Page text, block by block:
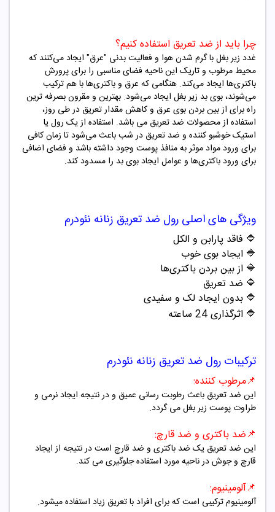
چرا باید از ضد تعریق استفاده کنیم؟
غدد زیر بغل با گرم شدن هوا و فعالیت بدنی "عرق" ایجاد می‌کنند که
محیط مرطوب و تاریک این ناحیه فضای مناسبی را برای پرورش
باکتری‌ها ایجاد می‌کند. هنگامی که عرق و باکتری‌ها با هم ترکیب
می‌شوند، بوی بد زیر بغل ایجاد می‌شود. بهترین و مقرون بصرفه ترین
راه برای از بین بردن بوی عرق و کاهش مقدار تعریق در طی روز،
استفاده از محصولات ضد تعریق می باشد. استفاده از یک رول یا
استیک خوشبو کننده و ضد تعریق در شب باعث می‌شود تا زمان کافی
برای ورود مواد موثر به منافذ پوست وجود داشته باشد و فضای اضافی
برای ورود باکتری‌ها و عوامل ایجاد بوی بد را مسدود کند.
ویژگی های اصلی رول ضد تعریق زنانه نئودرم
🔷 فاقد پارابن و الکل
🔷 ایجاد بوی خوب
🔷 از بین بردن باکتری‌ها
🔷 ضد تعریق
🔷 بدون ایجاد لک و سفیدی
🔷 اثرگذاری 24 ساعته
ترکیبات رول ضد تعریق زنانه نئودرم
📌مرطوب کننده:
این ضد تعریق باعث رطوبت رسانی عمیق و در نتیجه ایجاد نرمی و
طراوت پوست زیر بغل می گردد.
📌ضد باکتری و ضد قارچ:
این ضد تعریق یک ضد باکتری و ضد قارچ است در نتیجه از ایجاد
قارچ و جوش در ناحیه مورد استفاده جلوگیری می کند.
📌آلومینیوم:
آلومینیوم ترکیبی است که برای افراد با تعریق زیاد استفاده میشود.